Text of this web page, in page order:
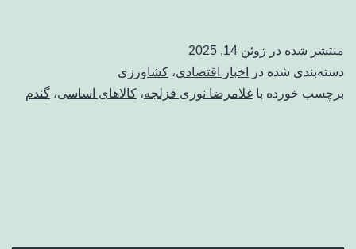
منتشر شده در ژوئن 14, 2025
دسته‌بندی شده در
اخبار اقتصادی، کشاورزی
برچسب خورده با غلامرضا نوری قزلجه، کالاهای اساسی، گندم